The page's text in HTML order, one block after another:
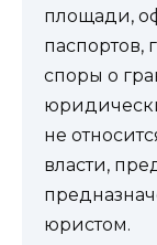
площади,
паспортов,
споры о
не
власти,
юристом.